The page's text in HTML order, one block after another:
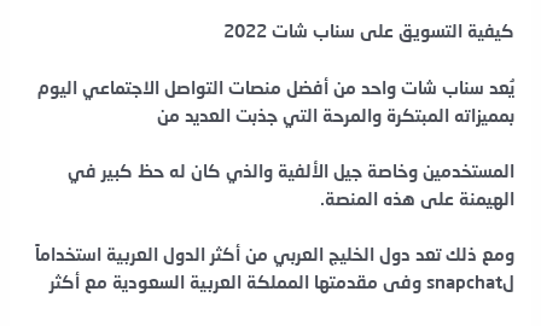
كيفية التسويق على سناب شات 2022
يُعد سناب شات واحد من أفضل منصات التواصل الاجتماعي اليوم
بمميزاته المبتكرة والمرحة التي جذبت العديد من
المستخدمينوخاصة جيل الألفية والذي كان له حظ كبير في
الهيمنة على هذه المنصة.
ومع ذلك تعد دول الخليج العربي من أكثر الدول العربية استخداماً
لsnapchat وفى مقدمتها المملكة العربية السعودية مع أكثر